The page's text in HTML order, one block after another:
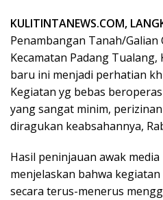
KULITINTANEWS.COM,
Penambangan Tanah/Galian
Kecamatan Padang
baru ini menjadi perhatian
Kegiatan yg bebas
yang sangat minim,
diragukan keabsahannya,
Hasil peninjauan awak
menjelaskan bahwa
secara terus-menerus